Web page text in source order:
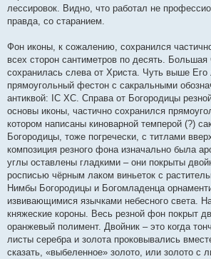
лессировок. Видно, что работал не
правда, со старанием.
Фон иконы, к сожалению, сохранился
всех сторон сантиметров по десять. Большая
сохранилась слева от Христа. Чуть выше Его
прямоугольный фестон с сакральными
антиквой: ΙC XC. Справа от Богородицы
основы иконы, частично сохранился
котором написаны киноварной темперой (?)
Богородицы, тоже погречески, с титлами
композиция резного фона изначально была
углы оставлены гладкими – они покрыты
росписью чёрным лаком виньеток с
Нимбы Богородицы и Богомладенца
извивающимися язычками небесного света.
княжеские короны. Весь резной фон покрыт
оранжевый полимент. Двойник – это когда
листы серебра и золота проковывались
сказать, «выбеленное» золото, или золото с